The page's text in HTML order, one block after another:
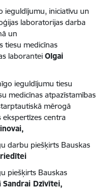
ieguldījumu, iniciatīvu un
laboratorijas darba
un
tiesu medicīnas
laborantei Olgai
ieguldījumu tiesu
medicīnas atpazīstamības
mērogā
ekspertīzes centra
darbu piešķirts Bauskas
piešķirts Bauskas
Sandrai Dzīvītei,